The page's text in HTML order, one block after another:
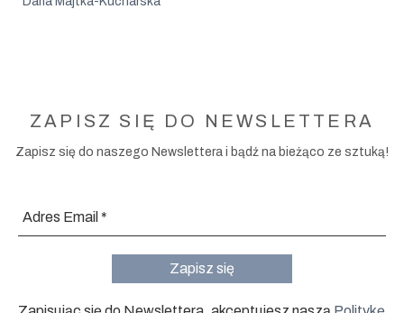
ZAPISZ SIĘ DO NEWSLETTERA
Zapisz się do naszego Newslettera i bądź na bieżąco ze sztuką!